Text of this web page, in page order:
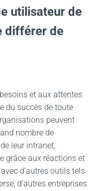
utilisateur de
différer de
et aux attentes
du succès de toute
peuvent
nombre de
leur intranet,
grâce aux réactions et
d’autres outils tels
d’autres entreprises